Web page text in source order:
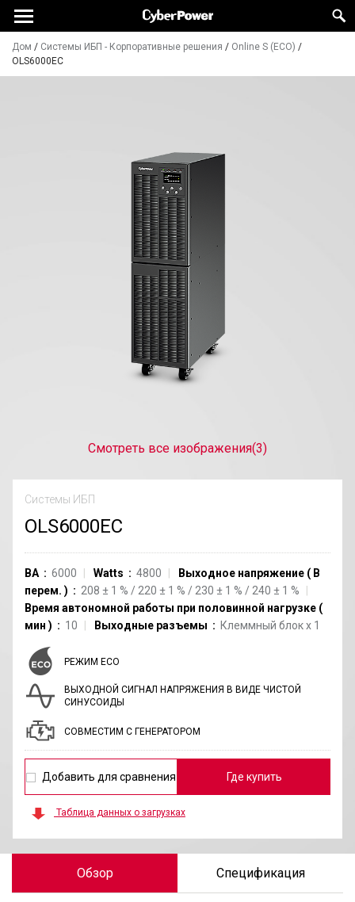
Дом / Системы ИБП - Корпоративные решения / Online S (ECO) /
OLS6000EC
Смотреть все изображения(3)
Системы ИБП
OLS6000EC
ВА 6000 Watts 4800 Выходное напряжение ( В
перем. ) 208 ± 1 % / 220 ± 1 % / 230 ± 1 % / 240 ± 1 %
Время автономной работы при половинной нагрузке (
мин ) 10 Выходные разъемы Клеммный блокx 1
РЕЖИМ ECO
ВЫХОДНОЙ СИГНАЛ НАПРЯЖЕНИЯ В ВИДЕ ЧИСТОЙ
СИНУСОИДЫ
СОВМЕСТИМ С ГЕНЕРАТОРОМ
Добавить для сравнения Где купить
Таблица данных о загрузках
Обзор Спецификация